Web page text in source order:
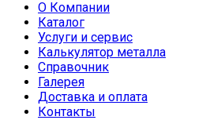
О Компании
Каталог
Услуги и сервис
Калькулятор металла
Справочник
Галерея
Доставка и оплата
Контакты